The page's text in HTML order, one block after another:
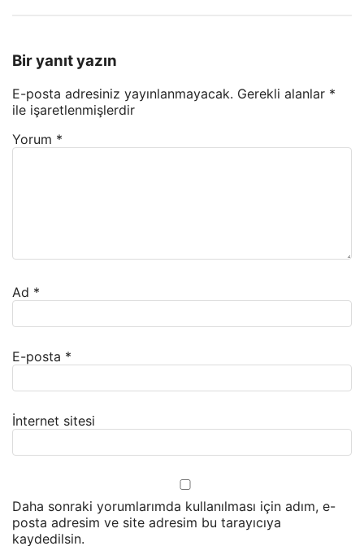
Bir yanıt yazın
E-posta adresiniz yayınlanmayacak. Gerekli alanlar *
ile işaretlenmişlerdir
Yorum *
Ad *
E-posta *
İnternet sitesi
Daha sonraki yorumlarımda kullanılması için adım, e-
posta adresim ve site adresim bu tarayıcıya
kaydedilsin.